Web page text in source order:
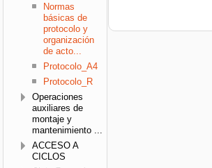
Normas
básicas de
protocolo y
organización
de acto...
Protocolo_A4
Protocolo_R
Operaciones
auxiliares de
montaje y
mantenimiento ...
ACCESO A
CICLOS